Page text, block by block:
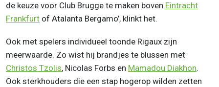
de keuze voor Club Brugge te maken boven Eintracht
Frankfurt of Atalanta Bergamo’, klinkt het.
Ook met spelers individueel toonde Rigaux zijn
meerwaarde. Zo wist hij brandjes te blussen met
Christos Tzolis, Nicolas Forbs en Mamadou Diakhon.
Ook sterkhouders die een stap hogerop wilden zetten